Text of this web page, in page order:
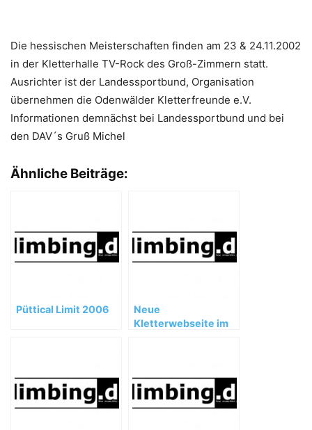
Die hessischen Meisterschaften finden am 23 & 24.11.2002
in der Kletterhalle TV-Rock des Groß-Zimmern statt.
Ausrichter ist der Landessportbund, Organisation
übernehmen die Odenwälder Kletterfreunde e.V.
Informationen demnächst bei Landessportbund und bei
den DAV´s Gruß Michel
Ähnliche Beiträge:
Püttical Limit 2006
Neue
Kletterwebseite im